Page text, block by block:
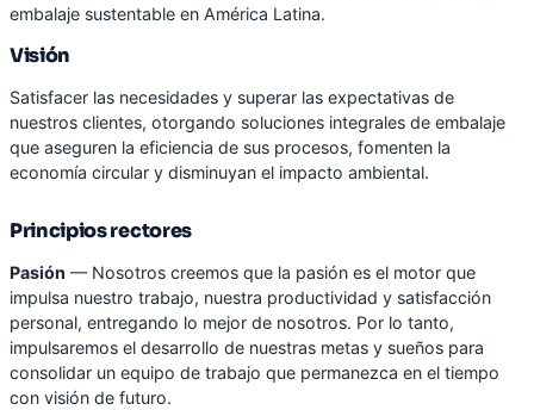
embalaje sustentable en América Latina.
Visión
Satisfacer las necesidades y superar las expectativas de
nuestros clientes, otorgando soluciones integrales de embalaje
que aseguren la eficiencia de sus procesos, fomenten la
economía circular y disminuyan el impacto ambiental.
Principios rectores
Pasión — Nosotros creemos que la pasión es el motor que
impulsa nuestro trabajo, nuestra productividad y satisfacción
personal, entregando lo mejor de nosotros. Por lo tanto,
impulsaremos el desarrollo de nuestras metas y sueños para
consolidar un equipo de trabajo que permanezca en el tiempo
con visión de futuro.